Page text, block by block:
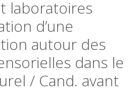
laboratoires
d’une
autour des
dans le
/ Cand. avant